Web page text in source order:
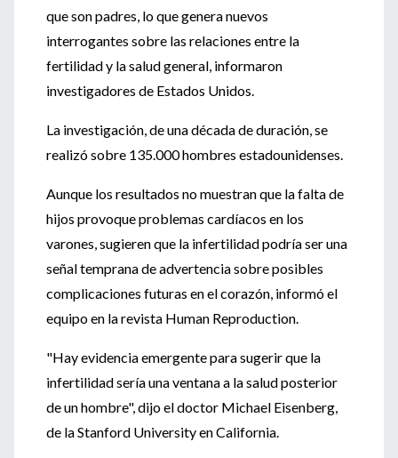
que son padres, lo que genera nuevos
interrogantes sobre las relaciones entre la
fertilidad y la salud general, informaron
investigadores de Estados Unidos.
La investigación, de una década de duración, se
realizó sobre 135.000 hombres estadounidenses.
Aunque los resultados no muestran que la falta de
hijos provoque problemas cardíacos en los
varones, sugieren que la infertilidad podría ser una
señal temprana de advertencia sobre posibles
complicaciones futuras en el corazón, informó el
equipo en la revista Human Reproduction.
"Hay evidencia emergente para sugerir que la
infertilidad sería una ventana a la salud posterior
de un hombre", dijo el doctor Michael Eisenberg,
de la Stanford University en California.